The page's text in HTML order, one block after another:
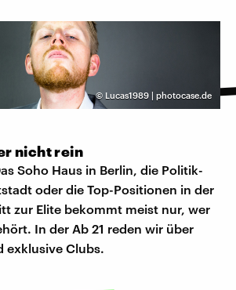
© Lucas1989 | photocase.de
nicht rein
Soho Haus in Berlin, die Politik-
oder die Top-Positionen in der
zur Elite bekommt meist nur, wer
In der Ab 21 reden wir über
exklusive Clubs.